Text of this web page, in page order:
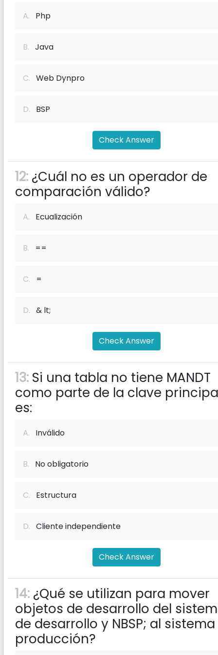
A. Php
B. Java
C. Web Dynpro
D. BSP
Check Answer
12: ¿Cuál no es un operador de
comparación válido?
A. Ecualización
B. ==
C. =
D. & lt;
Check Answer
13: Si una tabla no tiene MANDT
como parte de la clave
es:
A. Inválido
B. No obligatorio
C. Estructura
D. Cliente independiente
Check Answer
14: ¿Qué se utilizan para mover
objetos de desarrollo del
de desarrollo y NBSP; al
producción?